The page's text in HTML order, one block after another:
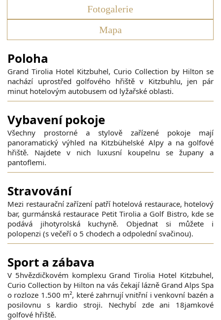
Fotogalerie
Mapa
Poloha
Grand Tirolia Hotel Kitzbuhel, Curio Collection by Hilton se
nachází uprostřed golfového hřiště v Kitzbuhlu, jen pár
minut hotelovým autobusem od lyžařské oblasti.
Vybavení pokoje
Všechny prostorné a stylově zařízené pokoje mají
panoramatický výhled na Kitzbühelské Alpy a na golfové
hřiště. Najdete v nich luxusní koupelnu se župany a
pantoflemi.
Stravování
Mezi restaurační zařízení patří hotelová restaurace, hotelový
bar, gurmánská restaurace Petit Tirolia a Golf Bistro, kde se
podává jihotyrolská kuchyně. Objednat si můžete i
polopenzi (s večeří o 5 chodech a odpolední svačinou).
Sport a zábava
V 5hvězdičkovém komplexu Grand Tirolia Hotel Kitzbuhel,
Curio Collection by Hilton na vás čekají lázně Grand Alps Spa
o rozloze 1.500 m², které zahrnují vnitřní i venkovní bazén a
posilovnu s kardio stroji. Nechybí zde ani 18jamkové
golfové hřiště.